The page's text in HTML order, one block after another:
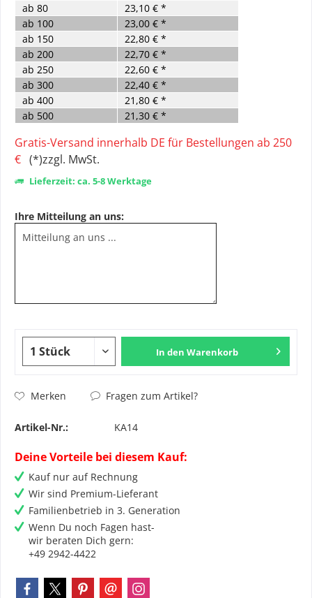
ab 80
23,10 € *
ab 100
23,00 € *
ab 150
22,80 € *
ab 200
22,70 € *
ab 250
22,60 € *
ab 300
22,40 € *
ab 400
21,80 € *
ab 500 21,30 € *
Gratis-Versand innerhalb DE für Bestellungen ab 250
€ (*)zzgl. MwSt.
Lieferzeit: ca. 5-8 Werktage
Ihre Mitteilung an uns:
In den Warenkorb
Merken Fragen zum Artikel?
Artikel-Nr.: KA14
Deine Vorteile bei diesem Kauf:
Kauf nur auf Rechnung
Wir sind Premium-Lieferant
Familienbetrieb in 3. Generation
Wenn Du noch Fagen hast-
wir beraten Dich gern:
+49 2942-4422